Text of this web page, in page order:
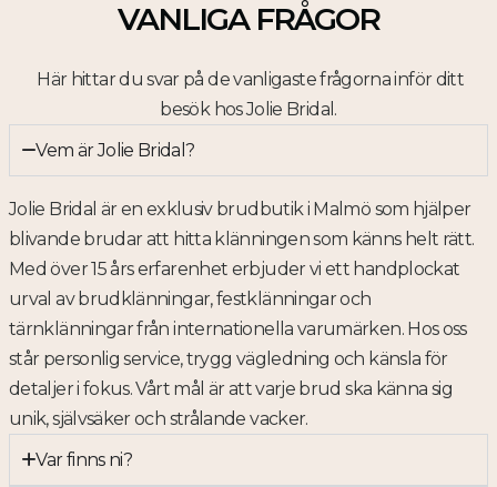
VANLIGA FRÅGOR
Här hittar du svar på de vanligaste frågorna inför ditt
besök hos Jolie Bridal.
Vem är Jolie Bridal?
Jolie Bridal är en exklusiv brudbutik i Malmö som hjälper
blivande brudar att hitta klänningen som känns helt rätt.
Med över 15 års erfarenhet erbjuder vi ett handplockat
urval av brudklänningar, festklänningar och
tärnklänningar från internationella varumärken. Hos oss
står personlig service, trygg vägledning och känsla för
detaljer i fokus. Vårt mål är att varje brud ska känna sig
unik, självsäker och strålande vacker.
Var finns ni?